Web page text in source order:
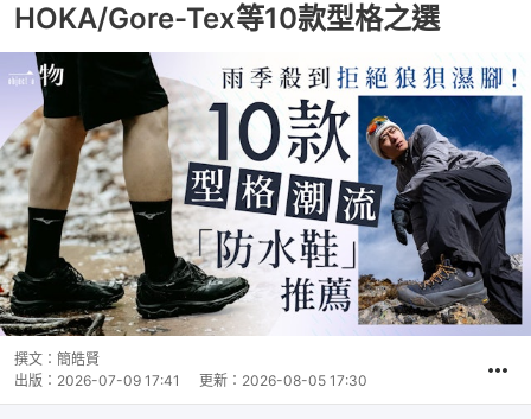
HOKA/Gore-Tex等10款型格之選
撰文： 簡皓賢
出版： 2026-07-09 17:41 更新： 2026-08-05 17:30